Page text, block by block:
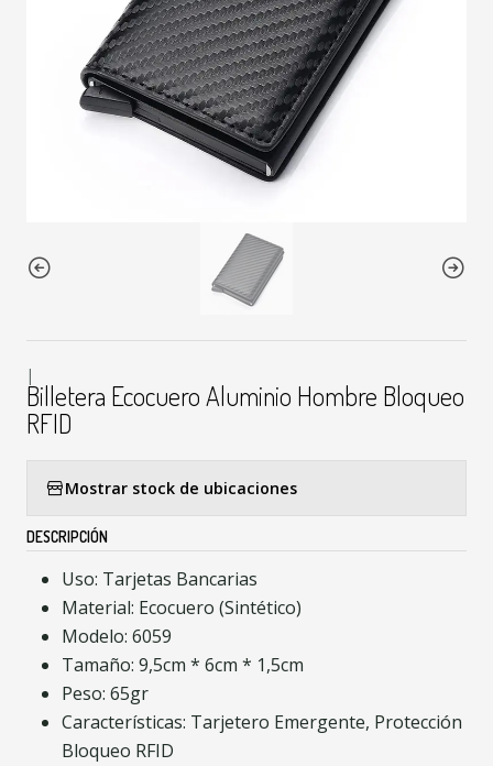
|
Billetera Ecocuero Aluminio Hombre Bloqueo
RFID
Mostrar stock de ubicaciones
DESCRIPCIÓN
Uso: Tarjetas Bancarias
Material: Ecocuero (Sintético)
Modelo: 6059
Tamaño: 9,5cm * 6cm * 1,5cm
Peso: 65gr
Características: Tarjetero Emergente, Protección
Bloqueo RFID